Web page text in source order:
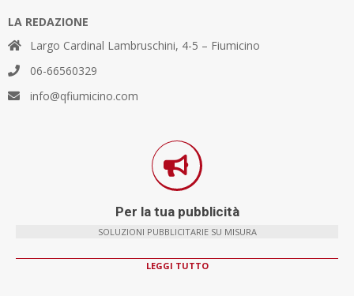
LA REDAZIONE
Largo Cardinal Lambruschini, 4-5 – Fiumicino
06-66560329
info@qfiumicino.com
Per la tua pubblicità
SOLUZIONI PUBBLICITARIE SU MISURA
LEGGI TUTTO